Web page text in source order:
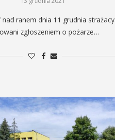
nad ranem dnia 11 grudnia strażacy
zgłoszeniem o pożarze…